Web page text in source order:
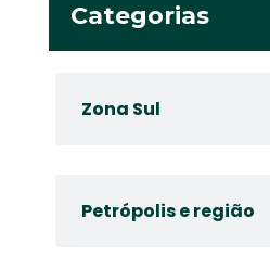
Categorias
Zona Sul
Petrópolis e região